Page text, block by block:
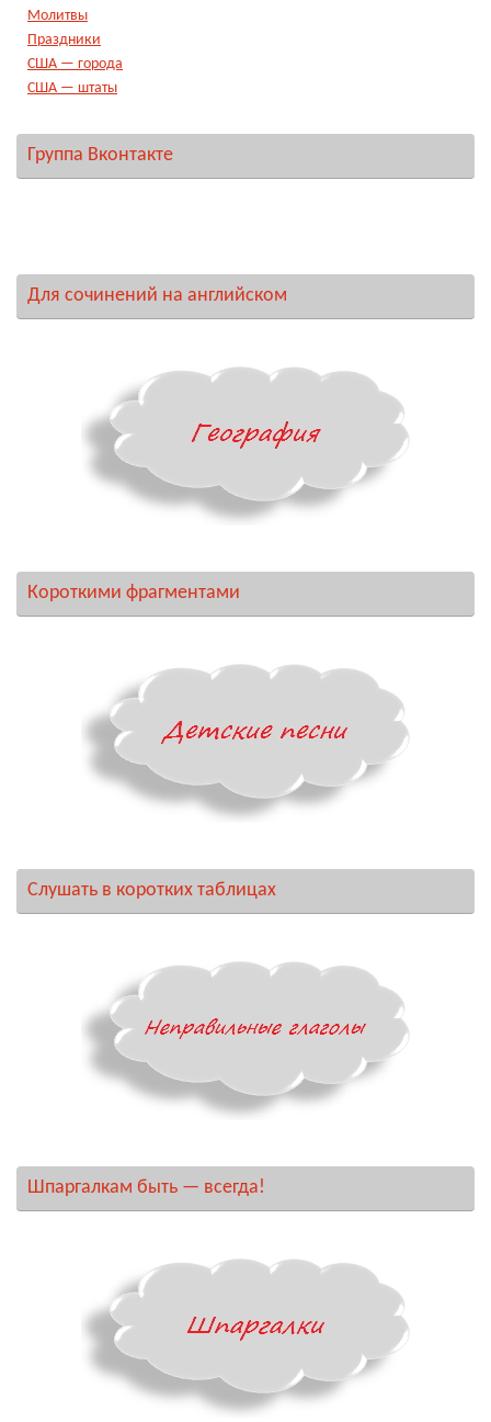
Молитвы
Праздники
США — города
США — штаты
Группа Вконтакте
Для сочинений на английском
Короткими фрагментами
Слушать в коротких таблицах
Шпаргалкам быть — всегда!